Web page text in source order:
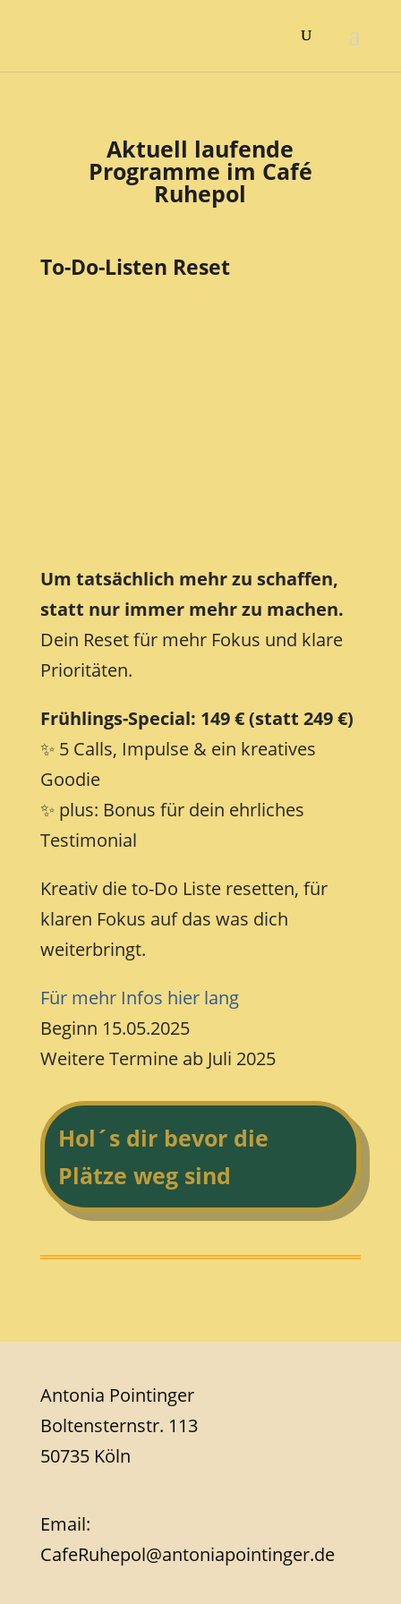
Aktuell laufende
Programme im Café
Ruhepol
To-Do-Listen Reset
Um tatsächlich mehr zu schaffen,
statt nur immer mehr zu machen.
Dein Reset für mehr Fokus und klare
Prioritäten.
Frühlings-Special: 149 € (statt 249 €)
✨ 5 Calls, Impulse & ein kreatives
Goodie
✨ plus: Bonus für dein ehrliches
Testimonial
Kreativ die to-Do Liste resetten, für
klaren Fokus auf das was dich
weiterbringt.
Für mehr Infos hier lang
Beginn 15.05.2025
Weitere Termine ab Juli 2025
Hol´s dir bevor die
Plätze weg sind
Antonia Pointinger
Boltensternstr. 113
50735 Köln
Email:
CafeRuhepol@antoniapointinger.de